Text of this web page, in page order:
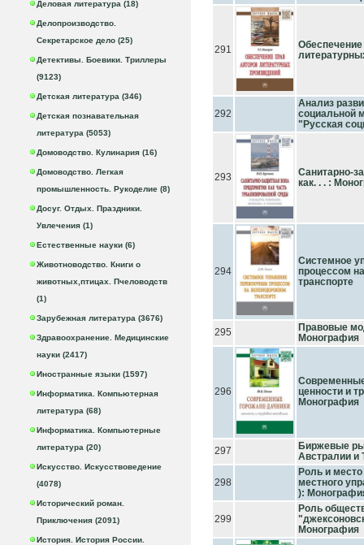
Деловая литература (18)
Делопроизводство.
Секретарское дело (25)
Детективы. Боевики. Триллеры
(9123)
Детская литература (346)
Детская познавательная
литература (5053)
Домоводство. Кулинария (16)
Домоводство. Легкая
промышленность. Рукоделие (8)
Досуг. Отдых. Праздники.
Увлечения (1)
Естественные науки (6)
Животноводство. Книги о
животных,птицах. Пчеловодств
(1)
Зарубежная литература (3676)
Здравоохранение. Медицинские
науки (2417)
Иностранные языки (1597)
Информатика. Компьютерная
литература (68)
Информатика. Компьютерные
литература (20)
Искусство. Искусствоведение
(4078)
Исторический роман.
Приключения (2091)
История. История России.
291
Обеспечение
292
Анализ
социальной
"Русская
293
Санитарно-
как. . . :
294
Системное
процессом
транспорте
295
Правовые
Монография
296
ценности и
Монография
297
Биржевые
Австралии и
298
Роль и
местного
):
299
Роль
Монография